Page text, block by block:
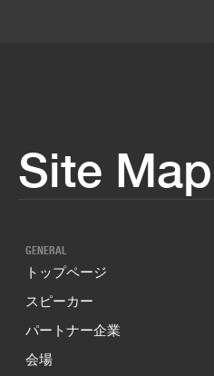
Site Map
GENERAL
トップページ
スピーカー
パートナー企業
会場